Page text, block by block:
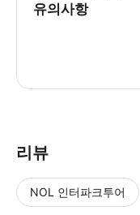
유의사항
리뷰
NOL 인터파크투어